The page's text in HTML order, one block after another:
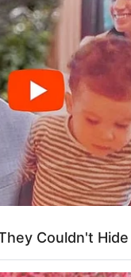
05
Couldn't